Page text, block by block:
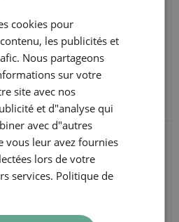
GERMAN
RUSSIAN
cookies pour
les publicités et
Nous partageons
sur votre
site avec nos
et d"analyse qui
avec d"autres
vous leur avez fournies
lors de votre
services. Politique de